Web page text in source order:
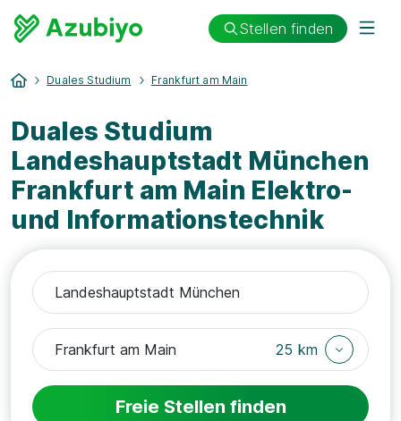
Stellen finden
Duales Studium Frankfurt am Main
Duales Studium
Landeshauptstadt München
Frankfurt am Main Elektro-
und Informationstechnik
25 km
Freie Stellen finden